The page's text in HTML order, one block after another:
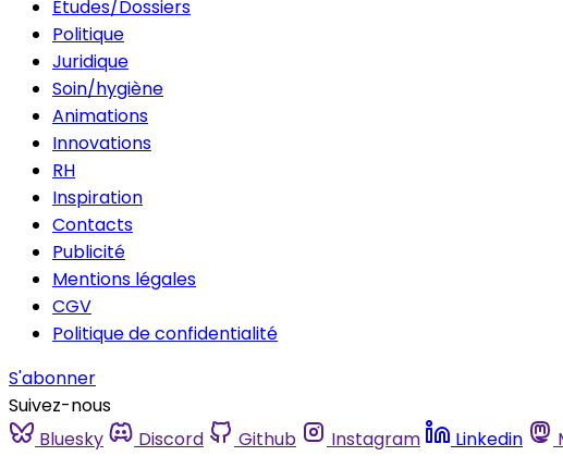
Études/Dossiers
Politique
Juridique
Soin/hygiène
Animations
Innovations
RH
Inspiration
Contacts
Publicité
Mentions légales
CGV
Politique de confidentialité
S'abonner
Suivez-nous
Bluesky
Discord Github Instagram Linkedin